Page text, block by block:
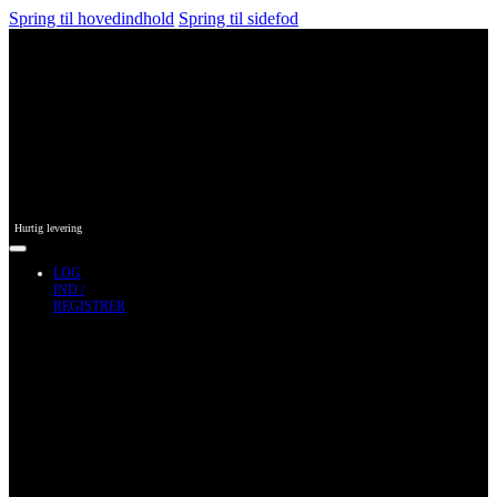
Spring til hovedindhold Spring til sidefod
Hurtig levering
LOG
IND /
REGISTRER